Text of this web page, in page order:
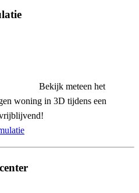
Bekijk meteen het
woning in 3D tijdens een